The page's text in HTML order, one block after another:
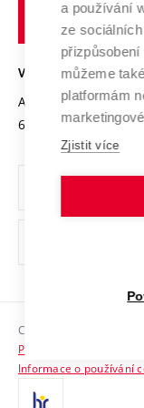
Transfer znalostí
Open Science
Projekty
Projekty ze
Specifický výzkum
Mezinárodní dohody
Univerzitní sítě
Podnikavá
Bezpečná univerzita
Vyznamenání
Organizační
Ochrana osobních
Sociální bezpečí
HR Award
VYSOKÉ UČENÍ
Antonínská 548/1
602 00 Brno
Copyright © 2026 VUT
Prohlášení o přístupnosti
Informace o používání
a používání
ze
můžeme
platformám
Zjistit více